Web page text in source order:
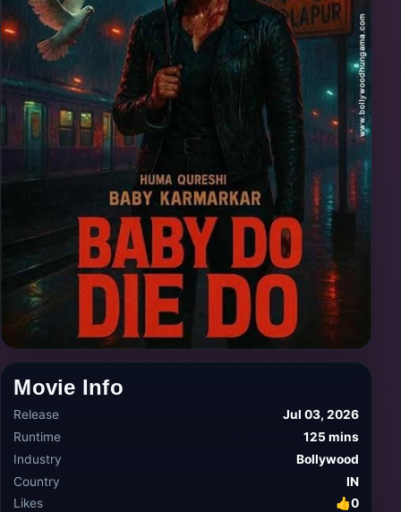
Movie Info
Release
Jul 03, 2026
Runtime
125 mins
Industry
Bollywood
Country
IN
Likes
👍0